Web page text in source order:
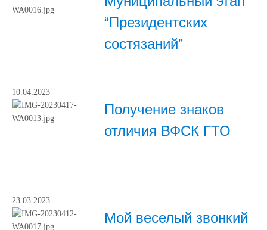
“Президентских
состязаний”
10.04.2023
Получение знаков
отличия ВФСК ГТО
23.03.2023
Мой веселый звонкий